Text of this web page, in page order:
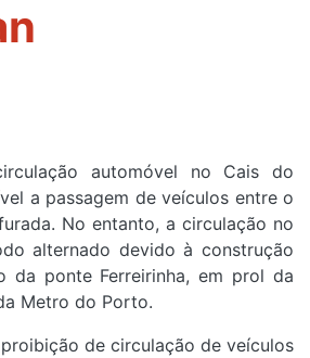
automóvel no Cais do
a passagem de veículos entre o
No entanto, a circulação no
alternado devido à construção
da ponte Ferreirinha, em prol da
Metro do Porto.
de circulação de veículos